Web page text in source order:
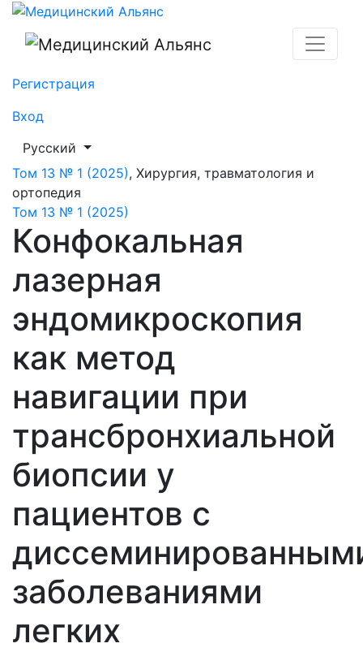
Конфокальная лазерная эндомикроскопия как
Регистрация
Вход
##plugins.themes.healthSciences.language.toggle##
Русский
Том 13 № 1 (2025), Хирургия, травматология и
ортопедия
Том 13 № 1 (2025)
Конфокальная
лазерная
эндомикроскопия
как метод
навигации при
трансбронхиальной
биопсии у
пациентов с
заболеваниями
легких